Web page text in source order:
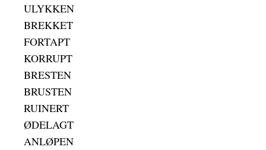
ULYKKEN
BREKKET
FORTAPT
KORRUPT
BRESTEN
BRUSTEN
RUINERT
ØDELAGT
ANLØPEN